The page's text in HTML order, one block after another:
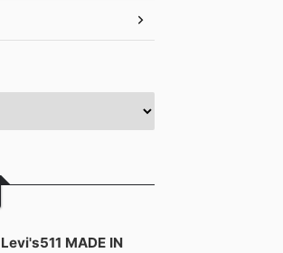
Levi's511 MADE IN